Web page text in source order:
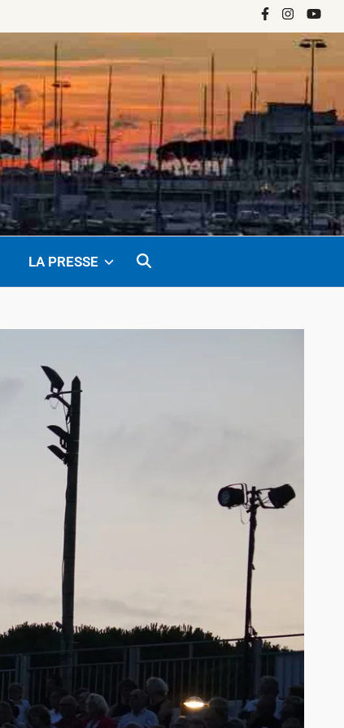
Facebook
Instagram
LA PRESSE